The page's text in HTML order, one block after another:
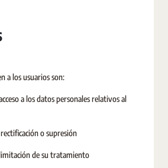
a los usuarios son:
a los datos personales relativos al
o supresión
de su tratamiento